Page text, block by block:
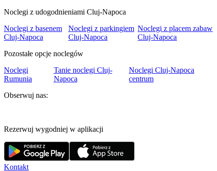
Noclegi z udogodnieniami Cluj-Napoca
Noclegi z basenem
Cluj-Napoca
Noclegi z parkingiem
Cluj-Napoca
Noclegi z placem zabaw
Cluj-Napoca
Pozostałe opcje noclegów
Noclegi
Rumunia
Tanie noclegi Cluj-
Napoca
Noclegi Cluj-Napoca
centrum
Obserwuj nas:
Rezerwuj wygodniej w aplikacji
Kontakt